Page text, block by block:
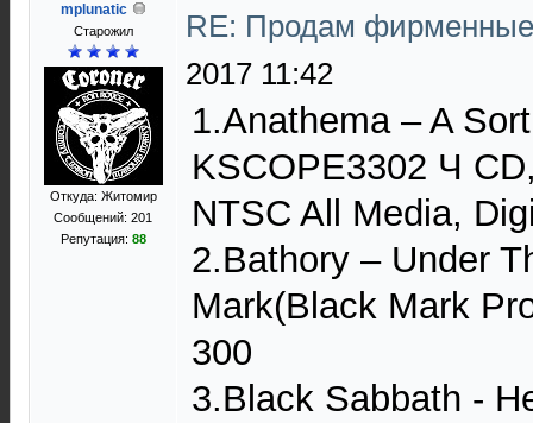
mplunatic
Старожил
Откуда: Житомир
Сообщений: 201
Репутация: 88
RE: Продам
2017 11:42
1.Anathema ‎– A
KSCOPE3302 Ч
NTSC All Media,
2.Bathory – Under
Mark(Black Mark
300
3.Black Sabbath -